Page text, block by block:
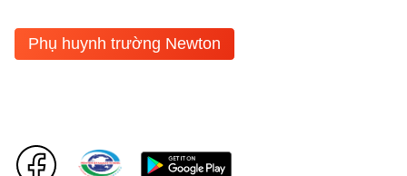
Phụ huynh trường Newton